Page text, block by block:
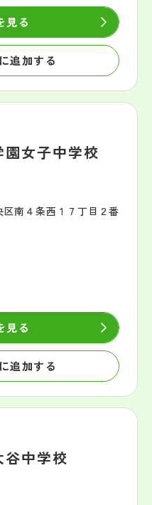
追加する
見る
園女子中学校
南４条西１７丁目２番
追加する
見る
谷中学校